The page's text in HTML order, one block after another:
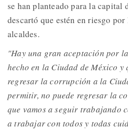
se han planteado para la capital
descartó que estén en riesgo
alcaldes.
"Hay una gran aceptación por
hecho en la Ciudad de México
regresar la corrupción a la
permitir, no puede regresar la
que vamos a seguir trabajando
a trabajar con todos y todas